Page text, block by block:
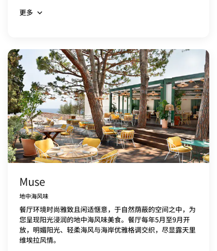
更多
Muse
地中海风味
餐厅环境时尚雅致且闲适惬意，于自然荫蔽的空间之中，为
您呈现阳光浸润的地中海风味美食。餐厅每年5月至9月开
放，明媚阳光、轻柔海风与海岸优雅格调交织，尽显露天里
维埃拉风情。